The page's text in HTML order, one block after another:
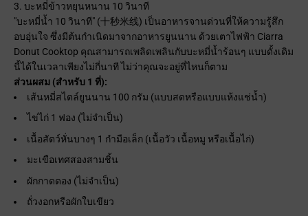
3. บะหมี่ข้าวหยุนหนาน 10 วินาที
"บะหมี่น้ำ 10 วินาที" (十秒米线) เป็นอาหารจานด่วนที่ให้ความรู้สึก
อบอุ่นใจ ซึ่งมีต้นกำเนิดมาจากอาหารยูนนาน ด้วยเตาไฟฟ้า Ciarra
Donut Cooktop คุณสามารถเพลิดเพลินกับบะหมี่น้ำร้อนๆ แบบดั้งเดิม
นี้ได้ในเวลาเพียงไม่กี่นาที ไม่ว่าคุณจะอยู่ที่ไหนก็ตาม
ส่วนผสม (สำหรับ 1 ที่):
เส้นหมี่สไตล์ยูนนาน 100 กรัม (แบบสดหรือแบบแห้งแช่น้ำ)
ไข่ไก่ 1 ฟอง (ไม่จำเป็น)
เนื้อสัตว์หั่นบางๆ 1 กำมือเล็ก (เนื้อวัว เนื้อหมู หรือเนื้อไก่)
มะเขือเทศสองสามชิ้น
ผักกาดดอง (ไม่จำเป็น)
ถั่วงอกหรือผักใบเขียว